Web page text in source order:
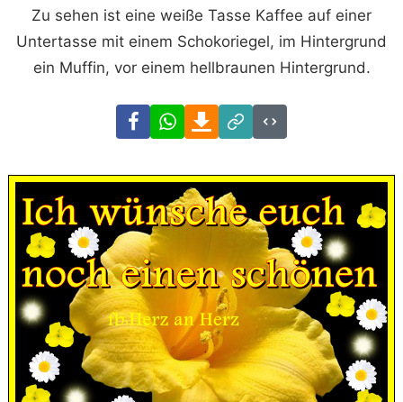
Zu sehen ist eine weiße Tasse Kaffee auf einer
Untertasse mit einem Schokoriegel, im Hintergrund
ein Muffin, vor einem hellbraunen Hintergrund.
FacebookWhatsAppDownload
Link
Code